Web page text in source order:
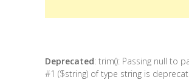
Deprecated: trim(): Passing null to
#1 ($string) of type string is